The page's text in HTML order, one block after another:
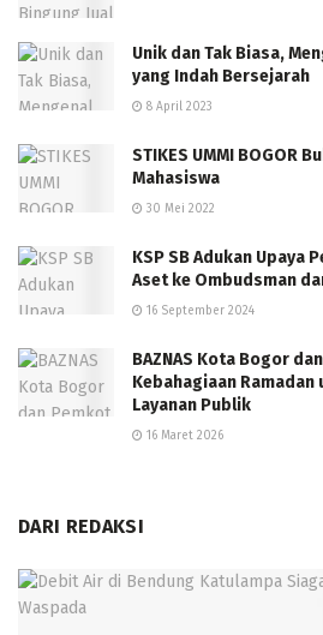
Unik dan Tak Biasa,
yang Indah Bersejarah
8 April 2023
STIKES UMMI BOGOR
Mahasiswa
30 Mei 2022
KSP SB Adukan Upaya
Aset ke Ombudsman
16 September 2024
BAZNAS Kota Bogor
Kebahagiaan
Layanan Publik
16 Maret 2026
DARI REDAKSI